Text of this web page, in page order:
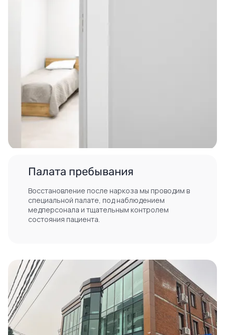
Палата пребывания
Восстановление после наркоза мы проводим в
специальной палате, под наблюдением
медперсонала и тщательным контролем
состояния пациента.